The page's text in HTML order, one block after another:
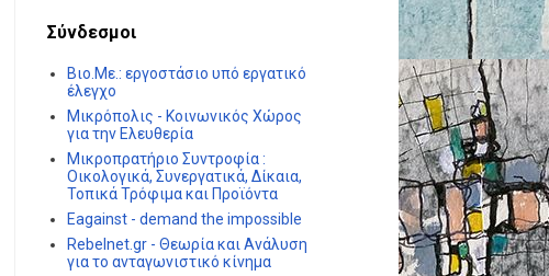
Σύνδεσμοι
Βιο.Με.: εργοστάσιο υπό εργατικό
έλεγχο
Μικρόπολις - Κοινωνικός Χώρος
για την Ελευθερία
Μικροπρατήριο Συντροφία :
Οικολογικά, Συνεργατικά, Δίκαια,
Τοπικά Τρόφιμα και Προϊόντα
Eagainst - demand the impossible
Rebelnet.gr - Θεωρία και Ανάλυση
για το ανταγωνιστικό κίνημα